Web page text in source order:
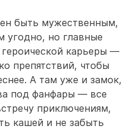
быть мужественным,
но главные
карьеры —
препятствий, чтобы
А там уже и замок,
под фанфары — все
приключениям,
кашей и не забыть